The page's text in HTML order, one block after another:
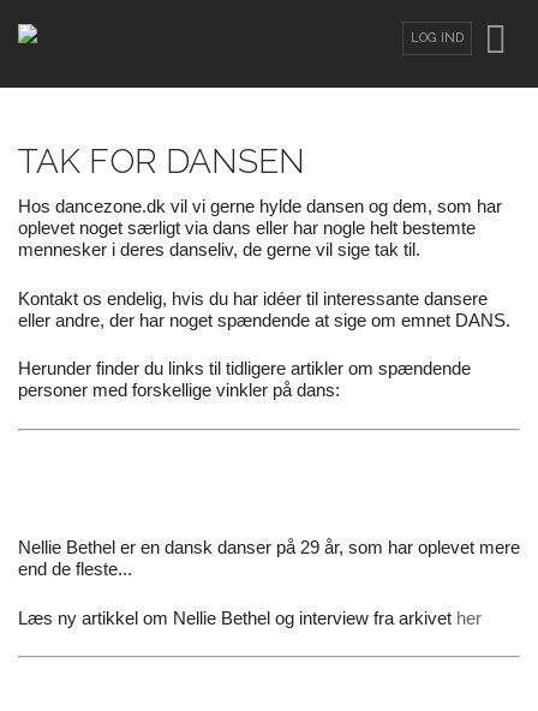
LOG IND
TAK FOR DANSEN
Hos dancezone.dk vil vi gerne hylde dansen og dem, som har
oplevet noget særligt via dans eller har nogle helt bestemte
mennesker i deres danseliv, de gerne vil sige tak til.
Kontakt os endelig, hvis du har idéer til interessante dansere
eller andre, der har noget spændende at sige om emnet DANS.
Herunder finder du links til tidligere artikler om spændende
personer med forskellige vinkler på dans:
Nellie Bethel er en dansk danser på 29 år, som har oplevet mere
end de fleste...
Læs ny artikkel om Nellie Bethel og interview fra arkivet her
Adgangskode
Glemt din adgangskode? / Glemt dit